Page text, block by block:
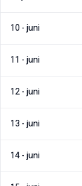
10-juni
11 -juni
12-juni
13 -juni
14-juni